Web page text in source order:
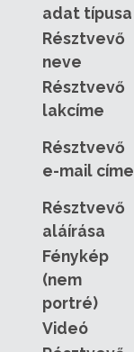
adat típusa
Résztvevő
neve
Résztvevő
lakcíme
Résztvevő
e-mail címe
Résztvevő
aláírása
Fénykép
(nem
portré)
Videó